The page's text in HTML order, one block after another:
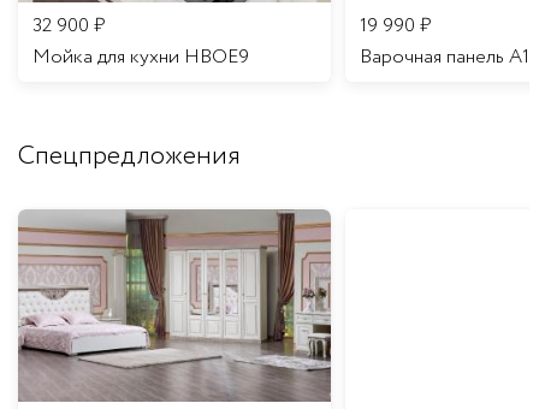
32 900 ₽
Мойка для кухни HBOE9
19 990 ₽
Варочная панель A16
Спецпредложения